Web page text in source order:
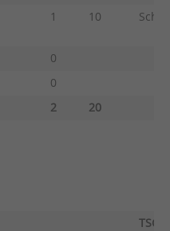
1 10
0
0
2
20
TSG